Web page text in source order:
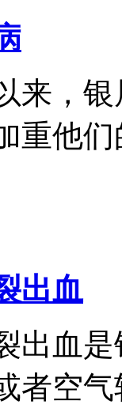
来，
重他
出血
出血
者空